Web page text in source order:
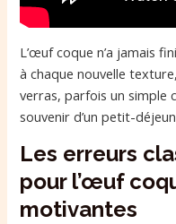
L’œuf coque n’a jamais
à chaque nouvelle
verras, parfois un simple
souvenir d’un petit-
Les erreurs
pour l’œuf
motivantes